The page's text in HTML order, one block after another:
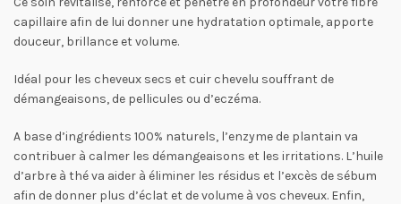
capillaire afin de lui donner une hydratation optimale, apporte
douceur, brillance et volume.
Idéal pour les cheveux secs et cuir chevelu souffrant de
démangeaisons, de pellicules ou d’eczéma.
A base d’ingrédients 100% naturels, l’enzyme de plantain va
contribuer à calmer les démangeaisons et les irritations. L’huile
d’arbre à thé va aider à éliminer les résidus et l’excès de sébum
afin de donner plus d’éclat et de volume à vos cheveux. Enfin,